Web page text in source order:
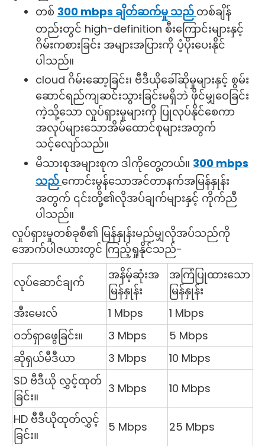
တစ် 300 mbps ချိတ်ဆက်မှု သည် တစ်ချိန်
တည်းတွင် high-definition စီးကြောင်းများနှင့်
ဂိမ်းကစားခြင်း အများအပြားကို ပံ့ပိုးပေးနိုင်
ပါသည်။
cloud ဂိမ်းဆော့ခြင်း၊ ဗီဒီယိုခေါ်ဆိုမှုများနှင့် စွမ်း
ဆောင်ရည်ကျဆင်းသွားခြင်းမရှိဘဲ ဖိုင်မျှဝေခြင်း
ကဲ့သို့သော လှုပ်ရှားမှုများကို ပြုလုပ်နိုင်စေကာ
အလုပ်များသောအိမ်ထောင်စုများအတွက်
သင့်လျော်သည်။
မိသားစုအများစုက ဒါကိုတွေ့တယ်။ 300 mbps
သည် ကောင်းမွန်သောအင်တာနက်အမြန်နှုန်း
အတွက် ၎င်းတို့၏လိုအပ်ချက်များနှင့် ကိုက်ညီ
ပါသည်။
လှုပ်ရှားမှုတစ်ခုစီ၏ မြန်နှုန်းမည်မျှလိုအပ်သည်ကို
အောက်ပါဇယားတွင် ကြည့်ရှုနိုင်သည်-
လုပ်ဆောင်ချက်
အနိမ့်ဆုံးအ
မြန်နှုန်း
အကြံပြုထားသော
မြန်နှုန်း
အီးမေးလ်
1 Mbps
1 Mbps
ဝဘ်ရှာဖွေခြင်း။
3 Mbps
5 Mbps
ဆိုရှယ်မီဒီယာ
3 Mbps
10 Mbps
SD ဗီဒီယို လွှင့်ထုတ်
ခြင်း။
3 Mbps 10 Mbps
HD ဗီဒီယိုထုတ်လွှင့်
ခြင်း။
5 Mbps 25 Mbps